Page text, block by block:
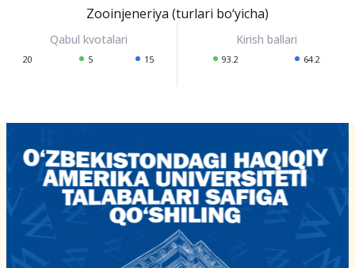
Zooinjeneriya (turlari bo‘yicha)
20 5 15 93.2 64.2